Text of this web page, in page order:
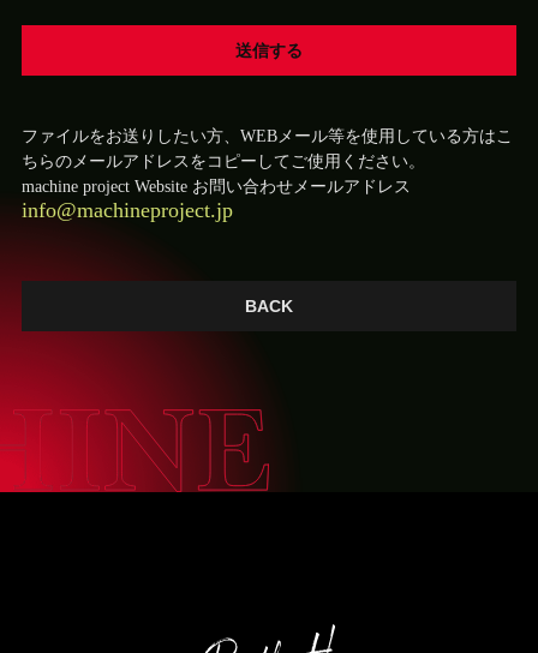
ファイルをお送りしたい方、WEBメール等を使用している方はこ
ちらのメールアドレスをコピーしてご使用ください。
machine project Website お問い合わせメールアドレス
info@machineproject.jp
BACK